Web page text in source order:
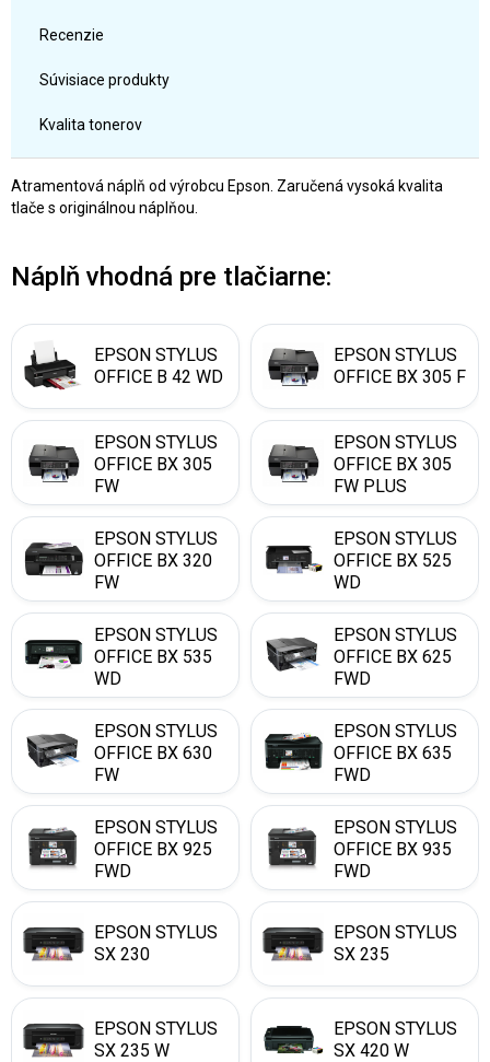
Recenzie
Súvisiace produkty
Kvalita tonerov
Atramentová náplň od výrobcu Epson. Zaručená vysoká kvalita
tlače s originálnou náplňou.
Náplň vhodná pre tlačiarne:
EPSON STYLUS
OFFICE B 42 WD
EPSON STYLUS
OFFICE BX 305 F
EPSON STYLUS
OFFICE BX 305
FW
EPSON STYLUS
OFFICE BX 305
FW PLUS
EPSON STYLUS
OFFICE BX 320
FW
EPSON STYLUS
OFFICE BX 525
WD
EPSON STYLUS
OFFICE BX 535
WD
EPSON STYLUS
OFFICE BX 625
FWD
EPSON STYLUS
OFFICE BX 630
FW
EPSON STYLUS
OFFICE BX 635
FWD
EPSON STYLUS
OFFICE BX 925
FWD
EPSON STYLUS
OFFICE BX 935
FWD
EPSON STYLUS
SX 230
EPSON STYLUS
SX 235
EPSON STYLUS
SX 235 W
EPSON STYLUS
SX 420 W